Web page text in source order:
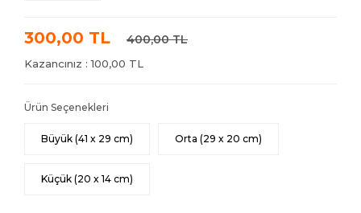
300,00 TL 400,00 TL
Kazancınız : 100,00 TL
Ürün Seçenekleri
Büyük (41 x 29 cm) Orta (29 x 20 cm)
Küçük (20 x 14 cm)